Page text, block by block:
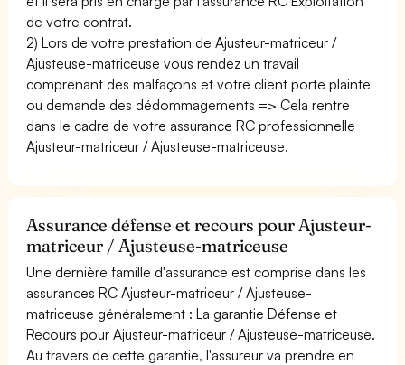
de votre contrat.
2) Lors de votre prestation de Ajusteur-matriceur /
Ajusteuse-matriceuse vous rendez un travail
comprenant des malfaçons et votre client porte plainte
ou demande des dédommagements => Cela rentre
dans le cadre de votre assurance RC professionnelle
Ajusteur-matriceur / Ajusteuse-matriceuse.
Assurance défense et recours pour Ajusteur-
matriceur / Ajusteuse-matriceuse
Une dernière famille d'assurance est comprise dans les
assurances RC Ajusteur-matriceur / Ajusteuse-
matriceuse généralement : La garantie Défense et
Recours pour Ajusteur-matriceur / Ajusteuse-matriceuse.
Au travers de cette garantie, l'assureur va prendre en